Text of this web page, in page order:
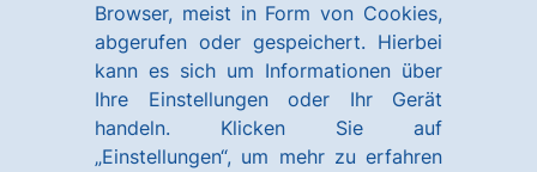
Browser, meist in Form von Cookies,
abgerufen oder gespeichert. Hierbei
kann es sich um Informationen über
Ihre Einstellungen oder Ihr Gerät
handeln. Klicken Sie auf
„Einstellungen“, um mehr zu erfahren